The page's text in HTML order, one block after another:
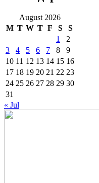
August 2026
M T W T F S
S
1
2
3
4 5 6 7 8
9
10 11 12 13 14 15 16
17 18 19 20 21 22 23
24 25 26 27 28 29 30
31
« Jul